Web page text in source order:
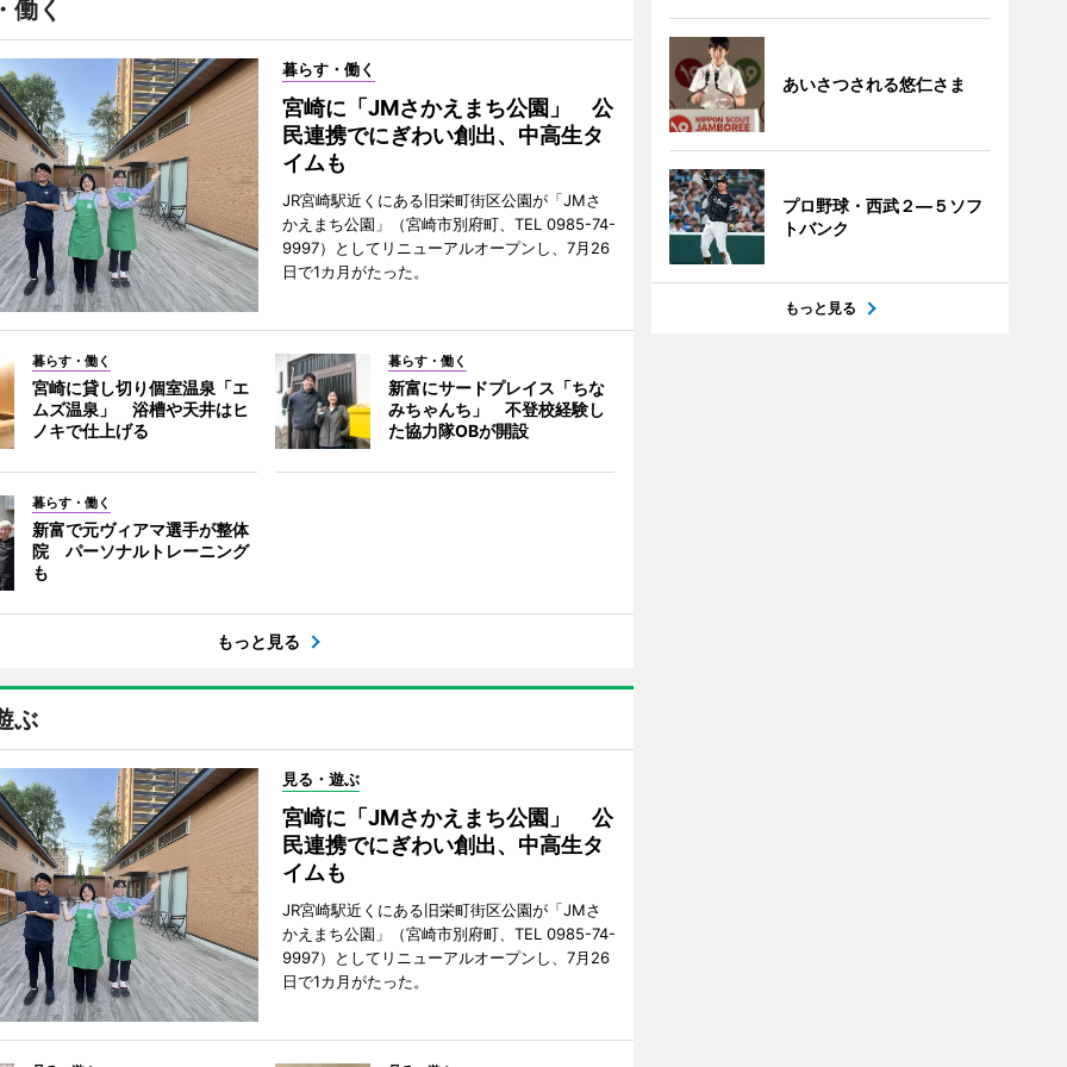
働く
暮らす・働く
宮崎に「JMさかえまち公園」 公
民連携でにぎわい創出、中高生タ
イムも
JR宮崎駅近くにある旧栄町街区公園が「JMさ
かえまち公園」（宮崎市別府町、TEL 0985-74-
9997）としてリニューアルオープンし、7月26
日で1カ月がたった。
暮らす・働く
宮崎に貸し切り個室温泉「エ
ムズ温泉」 浴槽や天井はヒ
ノキで仕上げる
暮らす・働く
新富にサードプレイス「ちな
みちゃんち」 不登校経験し
た協力隊OBが開設
暮らす・働く
新富で元ヴィアマ選手が整体
院 パーソナルトレーニング
も
もっと見る
ぶ
見る・遊ぶ
宮崎に「JMさかえまち公園」 公
民連携でにぎわい創出、中高生タ
イムも
JR宮崎駅近くにある旧栄町街区公園が「JMさ
かえまち公園」（宮崎市別府町、TEL 0985-74-
9997）としてリニューアルオープンし、7月26
日で1カ月がたった。
あいさつされる悠仁さま
プロ野球・西武２―５ソフ
トバンク
もっと見る